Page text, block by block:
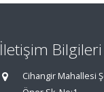
İletişim Bilgileri
Cihangir Mahallesi